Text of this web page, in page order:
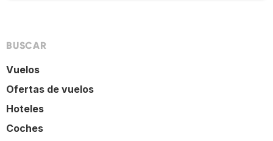
BUSCAR
Vuelos
Ofertas de vuelos
Hoteles
Coches